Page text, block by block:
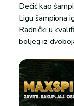
Dečić kao
Ligu šampiona
Radnički u
boljeg iz